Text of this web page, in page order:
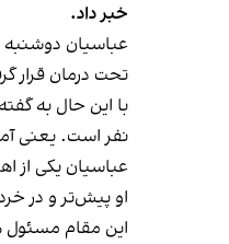
خبر داد.
عباسیان دوشنبه نهم
تحت درمان قرار
نفر است. یعنی آمار تخمینی
عباسیان یکی از
او پیش‌تر و در
این مقام مسئول همان زمان گفته بود ۷۳ درصد